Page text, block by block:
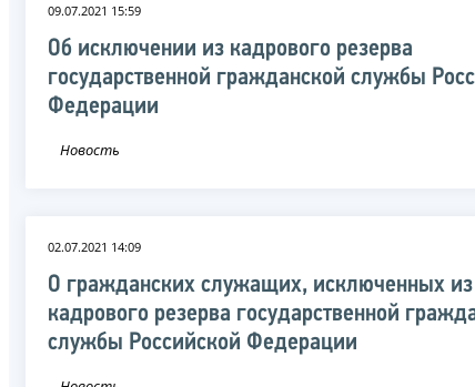
09.07.2021 15:59
Об исключении из кадрового резерва
государственной гражданской службы
Федерации
Новость
02.07.2021 14:09
О гражданских служащих, исключенных из
кадрового резерва государственной
службы Российской Федерации